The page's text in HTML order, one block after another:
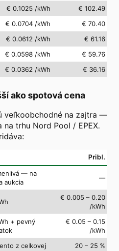
€ 0.1025 /kWh
€ 102.49
€ 0.0704 /kWh
€ 70.40
€ 0.0612 /kWh
€ 61.16
€ 0.0598 /kWh
€ 59.76
€ 0.0362 /kWh € 36.16
ako spotová cena
veľkoobchodné na zajtra —
trhu Nord Pool / EPEX.
Pribl.
— na
aukcia
—
€ 0.005 – 0.20
/kWh
+ pevný
€ 0.05 – 0.15
/kWh
z celkovej 20 – 25 %